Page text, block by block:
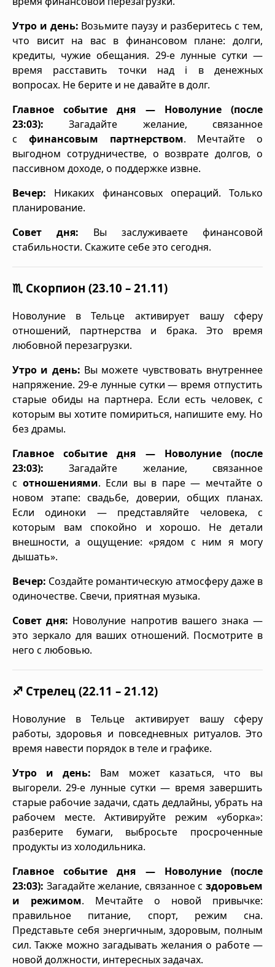
Утро и день: Возьмите паузу и разберитесь с тем,
что висит на вас в финансовом плане: долги,
кредиты, чужие обещания. 29-е лунные сутки —
время расставить точки над i в денежных
вопросах. Не берите и не давайте в долг.
Главное событие дня — Новолуние (после
23:03): Загадайте желание, связанное
с финансовым партнерством. Мечтайте о
выгодном сотрудничестве, о возврате долгов, о
пассивном доходе, о поддержке извне.
Вечер: Никаких финансовых операций. Только
планирование.
Совет дня: Вы заслуживаете финансовой
стабильности. Скажите себе это сегодня.
♏ Скорпион (23.10 – 21.11)
Новолуние в Тельце активирует вашу сферу
отношений, партнерства и брака. Это время
любовной перезагрузки.
Утро и день: Вы можете чувствовать внутреннее
напряжение. 29-е лунные сутки — время отпустить
старые обиды на партнера. Если есть человек, с
которым вы хотите помириться, напишите ему. Но
без драмы.
Главное событие дня — Новолуние (после
23:03): Загадайте желание, связанное
с отношениями. Если вы в паре — мечтайте о
новом этапе: свадьбе, доверии, общих планах.
Если одиноки — представляйте человека, с
которым вам спокойно и хорошо. Не детали
внешности, а ощущение: «рядом с ним я могу
дышать».
Вечер: Создайте романтическую атмосферу даже в
одиночестве. Свечи, приятная музыка.
Совет дня: Новолуние напротив вашего знака —
это зеркало для ваших отношений. Посмотрите в
него с любовью.
♐ Стрелец (22.11 – 21.12)
Новолуние в Тельце активирует вашу сферу
работы, здоровья и повседневных ритуалов. Это
время навести порядок в теле и графике.
Утро и день: Вам может казаться, что вы
выгорели. 29-е лунные сутки — время завершить
старые рабочие задачи, сдать дедлайны, убрать на
рабочем месте. Активируйте режим «уборка»:
разберите бумаги, выбросьте просроченные
продукты из холодильника.
Главное событие дня — Новолуние (после
23:03): Загадайте желание, связанное с здоровьем
и режимом. Мечтайте о новой привычке:
правильное питание, спорт, режим сна.
Представьте себя энергичным, здоровым, полным
сил. Также можно загадывать желания о работе —
новой должности, интересных задачах.